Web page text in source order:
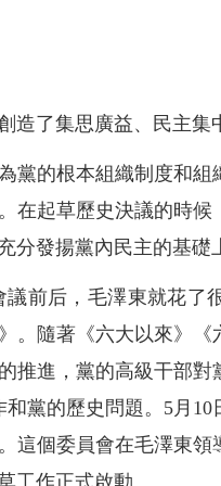
造了集思廣益、民主集
黨的根本組織制度和
在起草歷史決議的時
分發揚黨內民主的基礎
前后，毛澤東就花了
。隨著《六大以來》
推進，黨的高級干部
黨的歷史問題。5月
這個委員會在毛澤東
工作正式啟動。